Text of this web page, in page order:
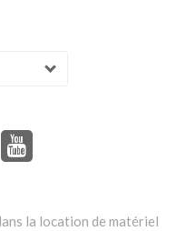
la location de matériel